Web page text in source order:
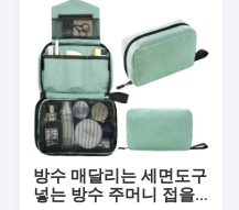
방수 매달리는 세면도구
넣는 방수 주머니 접을